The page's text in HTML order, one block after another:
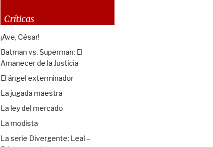
Críticas
¡Ave, César!
Batman vs. Superman: El
Amanecer de la Justicia
El ángel exterminador
La jugada maestra
La ley del mercado
La modista
La serie Divergente: Leal –